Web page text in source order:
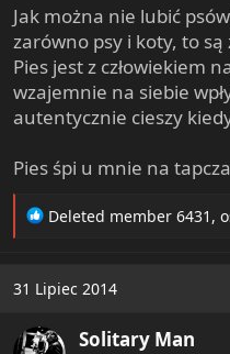
Jak można nie lubić
zarówno psy i koty, to
Pies jest z człowiekiem
wzajemnie na siebie
autentycznie cieszy
Pies śpi u mnie na
R
t
o
Deleted member 6431 ,
31 Lipiec 2014
Solitary Man